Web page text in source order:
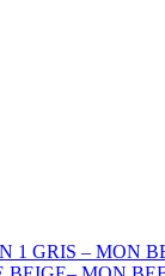
1 GRIS – MON